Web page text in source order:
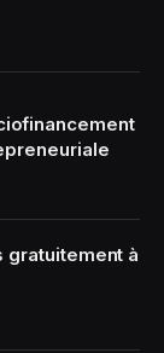
gratuitement à